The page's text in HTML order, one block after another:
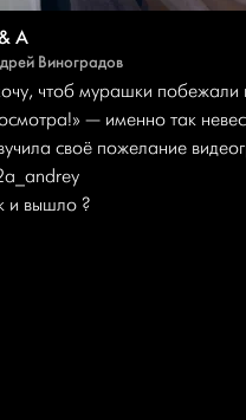
A
Виноградов
чтоб мурашки побежали
— именно так
своё пожелание
и вышло ?